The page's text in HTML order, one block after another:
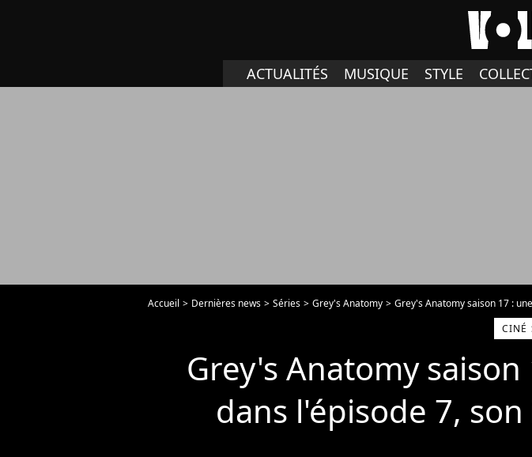
ACTUALITÉS MUSIQUE STYLE
Accueil Dernières news Séries Grey's Anatomy
Grey's Anatomy saison 17 :
CINÉ
Grey's Anatomy
dans l'épisode 7,